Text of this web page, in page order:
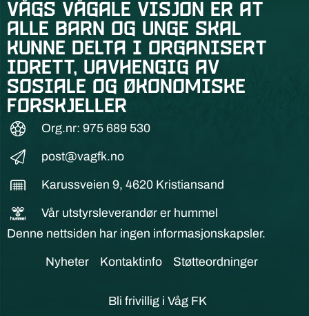
Vågs vågale visjon er at
alle barn og unge skal
kunne delta i organisert
idrett, uavhengig av
sosiale og økonomiske
forskjeller
Org.nr: 975 689 530
post@vagfk.no
Karussveien 9, 4620 Kristiansand
Vår utstyrsleverandør er hummel
Denne nettsiden har ingen informasjonskapsler.
Nyheter Kontaktinfo Støtteordninger
Bli frivillig i Våg FK